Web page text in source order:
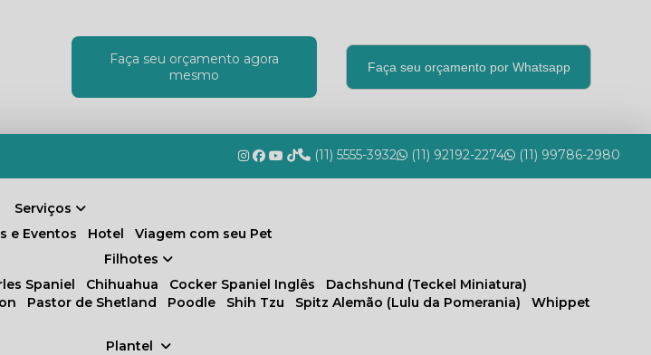
Faça seu orçamento agora
mesmo
Faça seu orçamento por Whatsapp
(11) 5555-3932 (11) 92192-2274 (11) 99786-2980
Plantel
Serviços
e Eventos Hotel
Viagem com seu Pet
Filhotes
Spaniel Chihuahua Cocker Spaniel Inglês
Dachshund (Teckel Miniatura)
Pastor de Shetland Poodle Shih Tzu Spitz Alemão (Lulu da Pomerania)
Whippet